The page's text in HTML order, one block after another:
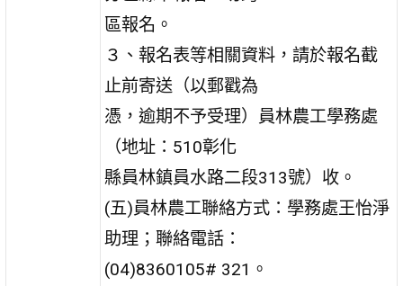
區報名。
３、報名表等相關資料，請於報名截
止前寄送（以郵戳為
憑，逾期不予受理）員林農工學務處
（地址：510彰化
縣員林鎮員水路二段313號）收。
(五)員林農工聯絡方式：學務處王怡淨
助理；聯絡電話：
(04)8360105# 321。